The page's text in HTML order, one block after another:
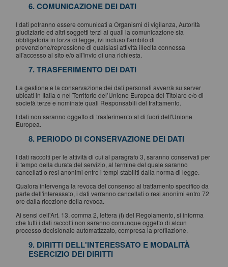
6. COMUNICAZIONE DEI DATI
I dati potranno essere comunicati a Organismi di vigilanza, Autorità
giudiziarie ed altri soggetti terzi ai quali la comunicazione sia
obbligatoria in forza di legge, ivi incluso l'ambito di
prevenzione/repressione di qualsiasi attività illecita connessa
all'accesso al sito e/o all'invio di una richiesta.
7. TRASFERIMENTO DEI DATI
La gestione e la conservazione dei dati personali avverrà su server
ubicati in Italia o nel Territorio del’Unione Europea del Titolare e/o di
società terze e nominate quali Responsabili del trattamento.
I dati non saranno oggetto di trasferimento al di fuori dell'Unione
Europea.
8. PERIODO DI CONSERVAZIONE DEI DATI
I dati raccolti per le attività di cui al paragrafo 3, saranno conservati per
il tempo della durata del servizio, al termine del quale saranno
cancellati o resi anonimi entro i tempi stabiliti dalla norma di legge.
Qualora intervenga la revoca del consenso al trattamento specifico da
parte dell'interessato, i dati verranno cancellati o resi anonimi entro 72
ore dalla ricezione della revoca.
Ai sensi dell'Art. 13, comma 2, lettera (f) del Regolamento, si informa
che tutti i dati raccolti non saranno comunque oggetto di alcun
processo decisionale automatizzato, compresa la profilazione.
9. DIRITTI DELL'INTERESSATO E MODALITÀ
ESERCIZIO DEI DIRITTI